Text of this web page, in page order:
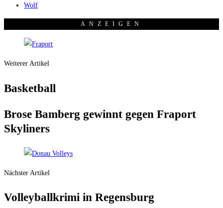
Wolf
ANZEI­GEN
Weiterer Artikel
Bas­ket­ball
Bro­se Bam­berg gewinnt gegen Fra­port
Skyliners
Nächster Artikel
Vol­ley­ball­kri­mi in Regensburg